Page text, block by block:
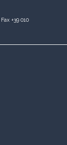
Fax +39 010